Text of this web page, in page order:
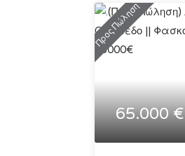
Προς Πώληση
65.000 €